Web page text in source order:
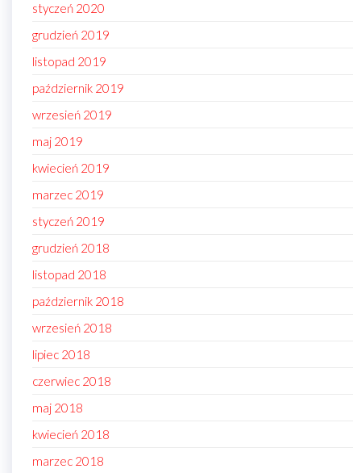
styczeń 2020
grudzień 2019
listopad 2019
październik 2019
wrzesień 2019
maj 2019
kwiecień 2019
marzec 2019
styczeń 2019
grudzień 2018
listopad 2018
październik 2018
wrzesień 2018
lipiec 2018
czerwiec 2018
maj 2018
kwiecień 2018
marzec 2018